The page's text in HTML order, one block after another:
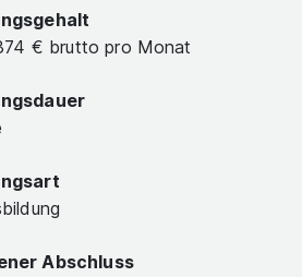
€ brutto pro Monat
Abschluss